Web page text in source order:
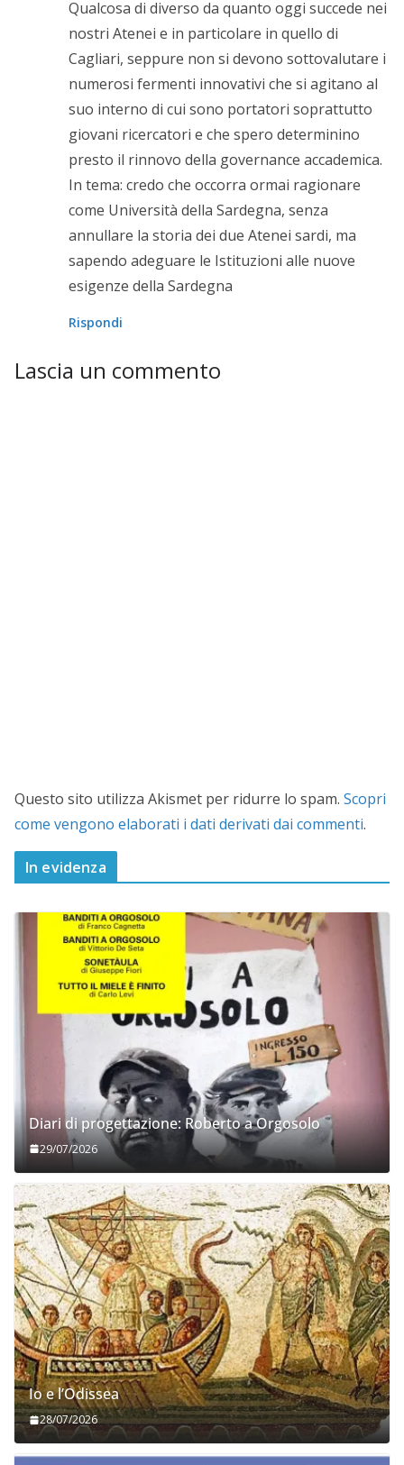
Qualcosa di diverso da quanto oggi succede nei
nostri Atenei e in particolare in quello di
Cagliari, seppure non si devono sottovalutare i
numerosi fermenti innovativi che si agitano al
suo interno di cui sono portatori soprattutto
giovani ricercatori e che spero determinino
presto il rinnovo della governance accademica.
In tema: credo che occorra ormai ragionare
come Università della Sardegna, senza
annullare la storia dei due Atenei sardi, ma
sapendo adeguare le Istituzioni alle nuove
esigenze della Sardegna
Rispondi
Lascia un commento
Questo sito utilizza Akismet per ridurre lo spam. Scopri
come vengono elaborati i dati derivati dai commenti.
In evidenza
Diari di progettazione: Roberto a Orgosolo
29/07/2026
Io e l’Odissea
28/07/2026